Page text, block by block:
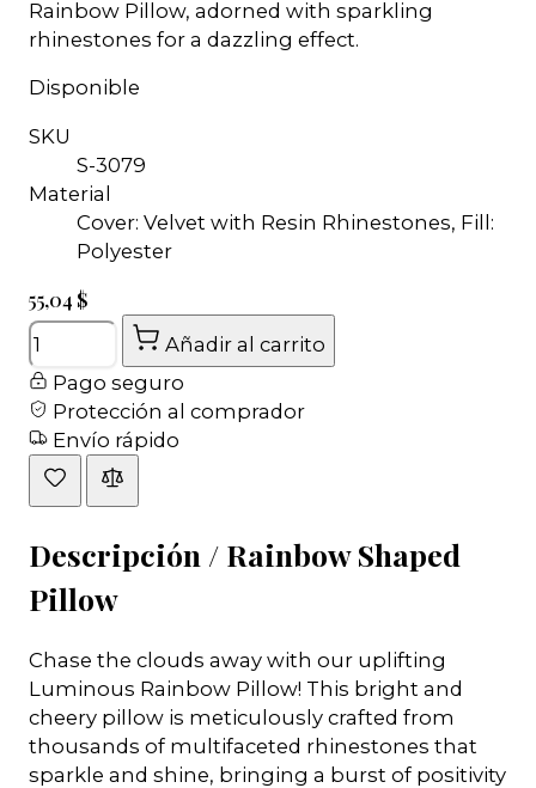
Rainbow Pillow, adorned with sparkling
rhinestones for a dazzling effect.
Disponible
SKU
S-3079
Material
Cover: Velvet with Resin Rhinestones, Fill:
Polyester
55,04 $
Cantidad
Añadir al carrito
Pago seguro
Protección al comprador
Envío rápido
Descripción / Rainbow Shaped
Pillow
Chase the clouds away with our uplifting
Luminous Rainbow Pillow! This bright and
cheery pillow is meticulously crafted from
thousands of multifaceted rhinestones that
sparkle and shine, bringing a burst of positivity